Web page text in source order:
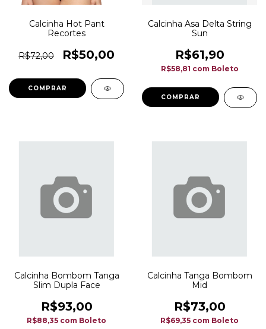
Calcinha Hot Pant
Recortes
R$72,00 R$50,00
COMPRAR
Calcinha Asa Delta String
Sun
R$61,90
R$58,81 com Boleto
COMPRAR
Calcinha Bombom Tanga
Slim Dupla Face
R$93,00
R$88,35 com Boleto
Calcinha Tanga Bombom
Mid
R$73,00
R$69,35 com Boleto